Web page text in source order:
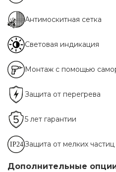
Антимоскитная сетка
Световая индикация
Монтаж с помощью
Защита от перегрева
5 лет гарантии
Защита от мелких
Дополнительные